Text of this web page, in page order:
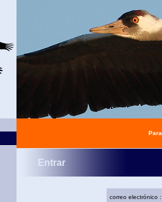
Entrar
correo electrónico :